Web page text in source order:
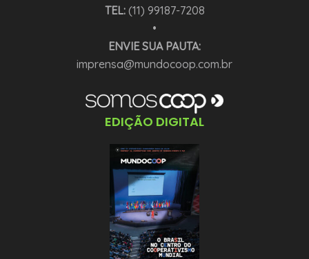
TEL:(11) 99187-7208
•
ENVIE SUA PAUTA:
imprensa@mundocoop.com.br
EDIÇÃO DIGITAL